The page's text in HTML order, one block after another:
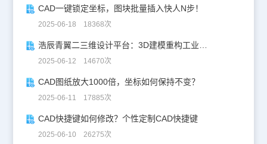
CAD一键锁定坐标，图块批量插入快人N步！
2025-06-18 18368次
浩辰青翼二三维设计平台：3D建模重构工业美学
2025-06-12 14670次
CAD图纸放大1000倍，坐标如何保持不变？
2025-06-11 17885次
CAD快捷键如何修改？个性定制CAD快捷键
2025-06-10 26275次